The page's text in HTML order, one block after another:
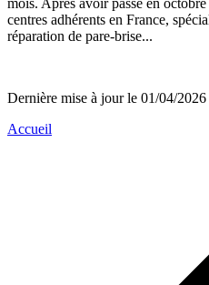
mois. Après avoir passé en
centres adhérents en France,
réparation de pare-brise...
Dernière mise à jour le 01/04/2026
Accueil